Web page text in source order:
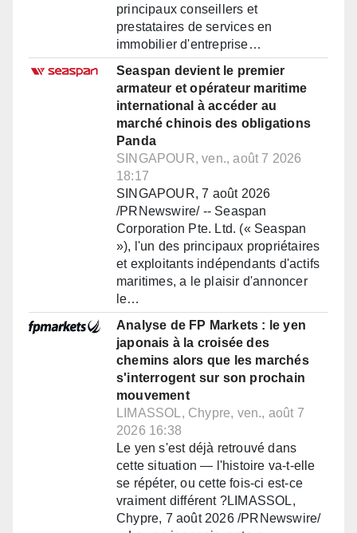
principaux conseillers et
prestataires de services en
immobilier d'entreprise…
Seaspan devient le premier
armateur et opérateur maritime
international à accéder au
marché chinois des obligations
Panda
SINGAPOUR, ven., août 7 2026
18:17
SINGAPOUR, 7 août 2026
/PRNewswire/ -- Seaspan
Corporation Pte. Ltd. (« Seaspan
»), l'un des principaux propriétaires
et exploitants indépendants d'actifs
maritimes, a le plaisir d'annoncer
le…
Analyse de FP Markets : le yen
japonais à la croisée des
chemins alors que les marchés
s'interrogent sur son prochain
mouvement
LIMASSOL, Chypre, ven., août 7
2026 16:38
Le yen s'est déjà retrouvé dans
cette situation — l'histoire va-t-elle
se répéter, ou cette fois-ci est-ce
vraiment différent ?LIMASSOL,
Chypre, 7 août 2026 /PRNewswire/